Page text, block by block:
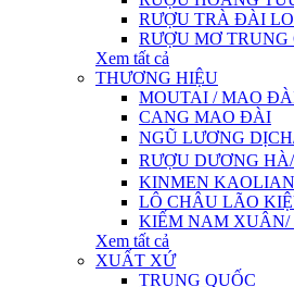
RƯỢU TRÀ ĐÀI
RƯỢU MƠ TRUNG
Xem tất cả
THƯƠNG HIỆU
MOUTAI / MAO
CANG MAO ĐÀI
NGŨ LƯƠNG
RƯỢU DƯƠNG
KINMEN
LÔ CHÂU LÃO
KIẾM NAM XUÂN/
Xem tất cả
XUẤT XỨ
TRUNG QUỐC